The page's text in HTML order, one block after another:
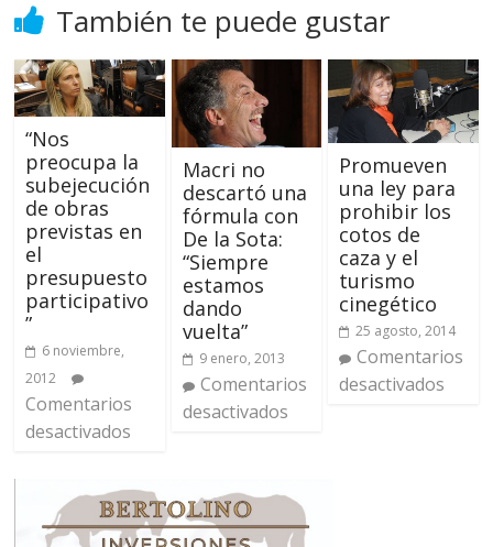
También te puede gustar
“Nos
preocupa la
subejecución
de obras
previstas en
el
presupuesto
participativo
”
6 noviembre,
2012
Comentarios
desactivados
Macri no
descartó una
fórmula con
De la Sota:
“Siempre
estamos
dando
vuelta”
9 enero, 2013
Comentarios
desactivados
Promueven
una ley para
prohibir los
cotos de
caza y el
turismo
cinegético
25 agosto, 2014
Comentarios
desactivados